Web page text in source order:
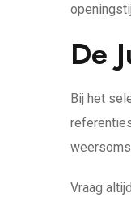
De
Bij het
Vraag